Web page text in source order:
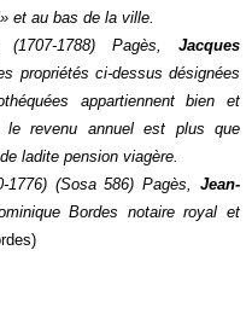
et au bas de la ville.
(1707-1788) Pagès, Jacques
propriétés ci-dessus désignées
appartiennent bien et
le revenu annuel est plus que
ladite pension viagère.
1776) (Sosa 586) Pagès,Jean-
Bordes notaire royal et